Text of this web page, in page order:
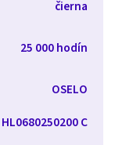
čierna
25 000 hodín
OSELO
HL0680250200 C